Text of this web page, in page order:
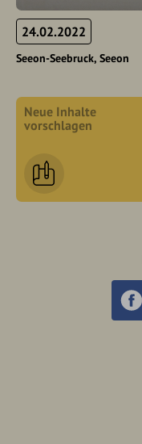
24.02.2022
Seeon-Seebruck Seeon
Neue Inhalte
vorschlagen